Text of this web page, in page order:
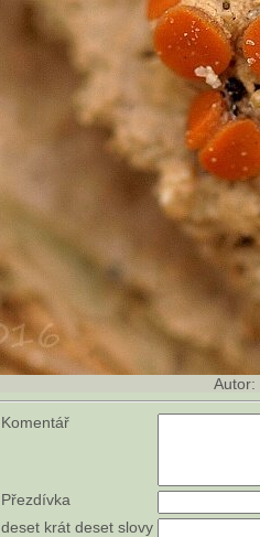
Autor:
Komentář
Přezdívka
deset krát deset slovy